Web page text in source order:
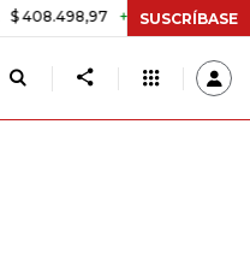
+$ 8.753,81 +2,19%
SUSCRÍBASE